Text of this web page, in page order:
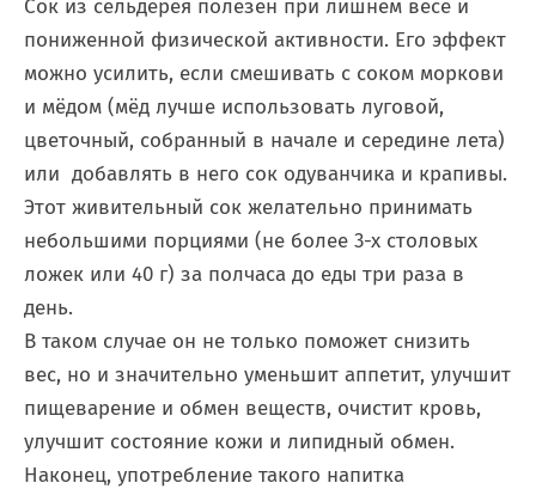
Сок из сельдерея полезен при лишнем весе и
пониженной физической активности. Его эффект
можно усилить, если смешивать с соком моркови
и мёдом (мёд лучше использовать луговой,
цветочный, собранный в начале и середине лета)
или добавлять в него сок одуванчика и крапивы.
Этот живительный сок желательно принимать
небольшими порциями (не более 3-х столовых
ложек или 40 г) за полчаса до еды три раза в
день.
В таком случае он не только поможет снизить
вес, но и значительно уменьшит аппетит, улучшит
пищеварение и обмен веществ, очистит кровь,
улучшит состояние кожи и липидный обмен.
Наконец, употребление такого напитка